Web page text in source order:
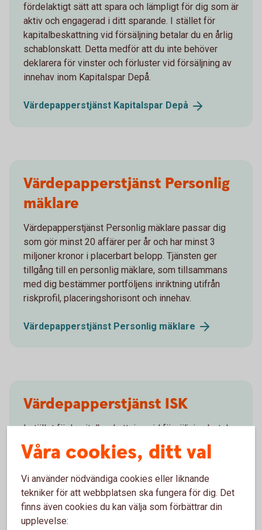
fördelaktigt sätt att spara och lämpligt för dig som är
aktiv och engagerad i ditt sparande. I stället för
kapitalbeskattning vid försäljning betalar du en årlig
schablonskatt. Detta medför att du inte behöver
deklarera för vinster och förluster vid försäljning av
innehav inom Kapitalspar Depå.
Värdepapperstjänst Kapitalspar Depå
Värdepapperstjänst Personlig
mäklare
Värdepapperstjänst Personlig mäklare passar dig
som gör minst 20 affärer per år och har minst 3
miljoner kronor i placerbart belopp. Tjänsten ger
tillgång till en personlig mäklare, som tillsammans
med dig bestämmer portföljens inriktning utifrån
riskprofil, placeringshorisont och innehav.
Värdepapperstjänst Personlig mäklare
Värdepapperstjänst ISK
I stället för kapitalbeskattning vid försäljning betalar
du en årlig schablonskatt, vilket medför att du inte
behöver deklarera för affärer inom ISK. ISK finns för
VärdepapperstjänstISK
Våra cookies, ditt val
Vi använder nödvändiga cookies eller liknande
tekniker för att webbplatsen ska fungera för dig. Det
finns även cookies du kan välja som förbättrar din
upplevelse: